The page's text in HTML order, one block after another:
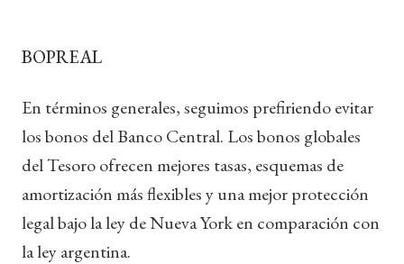
BOPREAL
En términos generales, seguimos prefiriendo evitar
los bonos del Banco Central. Los bonos globales
del Tesoro ofrecen mejores tasas, esquemas de
amortización más flexibles y una mejor protección
legal bajo la ley de Nueva York en comparación con
la ley argentina.